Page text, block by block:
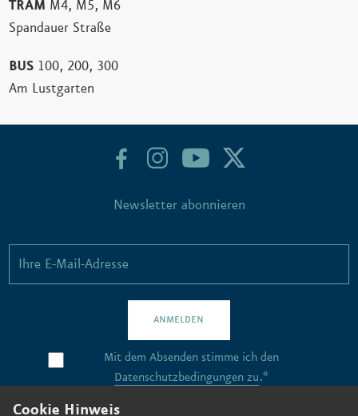
Cookie Hinweis
TRAM M4, M5, M6
Spandauer Straße
BUS 100, 200, 300
Am Lustgarten
Newsletter abonnieren
ANMELDEN
Mit dem Absenden stimme ich den
Datenschutzbedingungen zu.*